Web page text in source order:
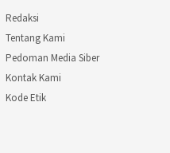
Redaksi
Tentang Kami
Pedoman Media Siber
Kontak Kami
Kode Etik